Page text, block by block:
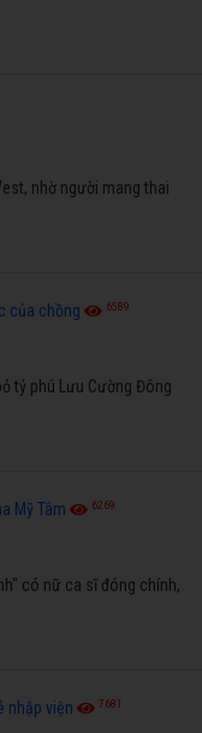
nhờ người mang thai
của chồng 6589
tỷ phú Lưu Cường Đông
Mỹ Tâm 6269
có nữ ca sĩ đóng chính,
nhập viện 7681